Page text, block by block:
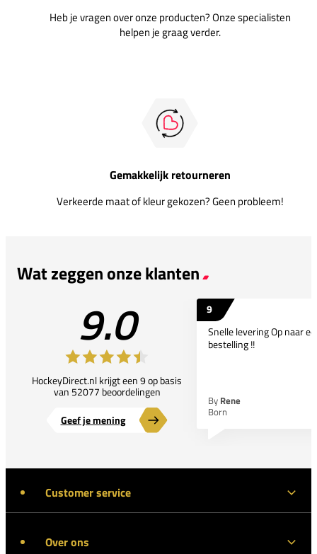
Heb je vragen over onze producten? Onze specialisten
helpen je graag verder.
Gemakkelijk retourneren
Verkeerde maat of kleur gekozen? Geen probleem!
Wat zeggen onze klanten
9.0
HockeyDirect.nl krijgt een 9 op basis
van 52077 beoordelingen
Geef je mening
9
Snelle levering Op naar
bestelling !!
By Rene
Born
Customer service
Over ons